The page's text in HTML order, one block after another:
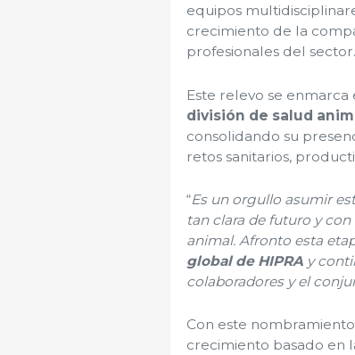
equipos
crecimiento de la
profesionales del sector.
Este relevo se enmarca
división de salud
consolidando su
retos sanitarios,
“Es un orgullo asumir
tan clara de futuro y
animal. Afronto esta
global de HIPRA y
colaboradores y el
Con este
crecimiento basado en